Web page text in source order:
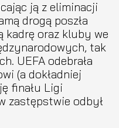
ją z eliminacji
drogą poszła
kadrę oraz kluby we
tak
UEFA odebrała
(a dokładniej
finału Ligi
zastępstwie odbył